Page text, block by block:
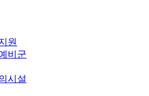
원
비군
시설